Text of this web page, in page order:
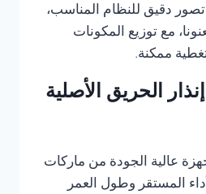
تصور دقيق للنظام المناسب،
مع توزيع المكونات
ممكنة.
عالية الجودة من ماركات
المستقر وطول العمر